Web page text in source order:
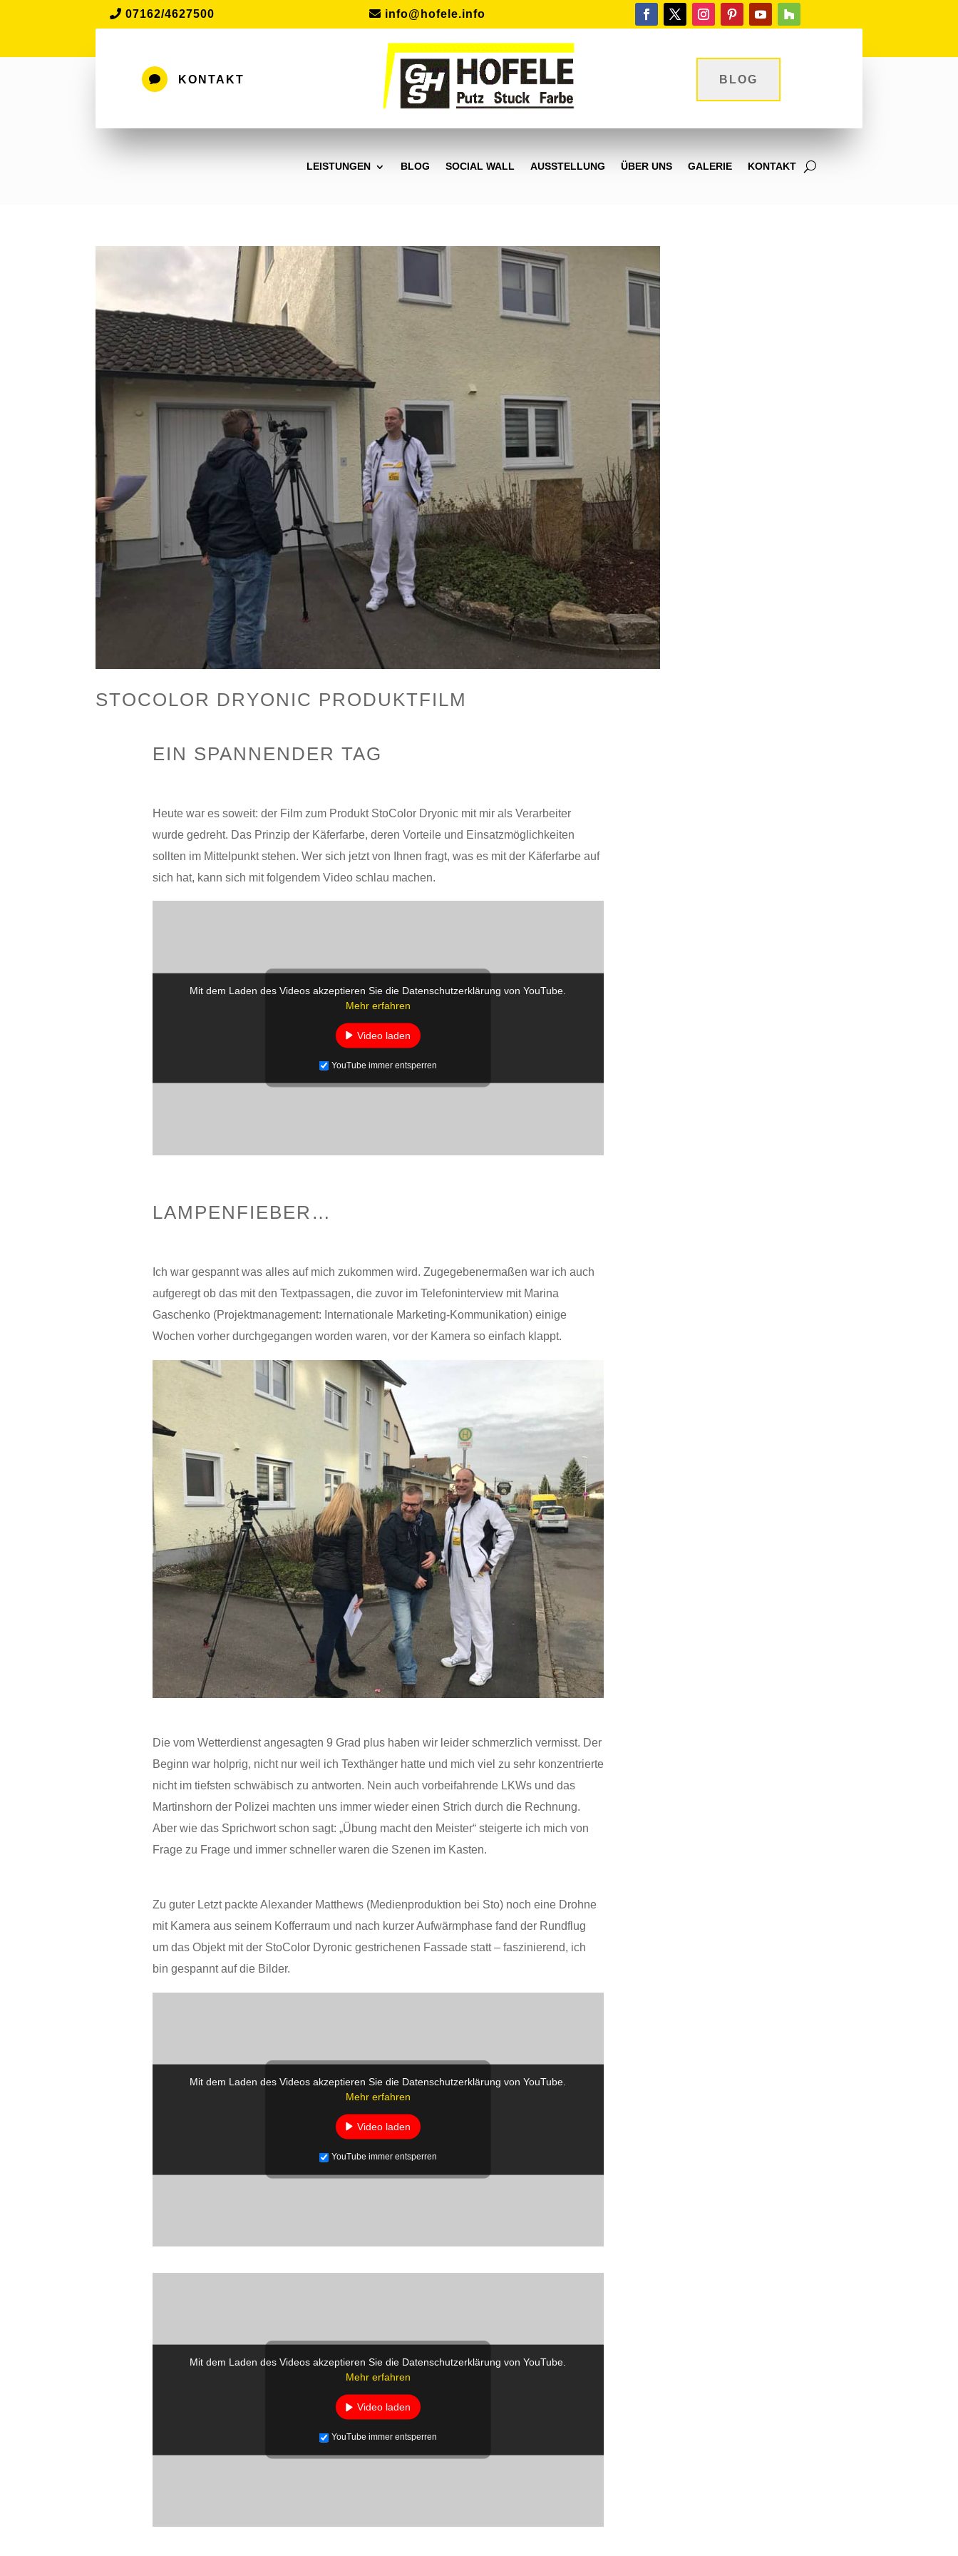
07162/4627500 info@hofele.info
 KONTAKT BLOG
LEISTUNGEN BLOG SOCIAL WALL AUSSTELLUNG ÜBER UNS GALERIE KONTAKT
STOCOLOR DRYONIC PRODUKTFILM
EIN SPANNENDER TAG
Heute war es soweit: der Film zum Produkt StoColor Dryonic mit mir als Verarbeiter
wurde gedreht. Das Prinzip der Käferfarbe, deren Vorteile und Einsatzmöglichkeiten
sollten im Mittelpunkt stehen. Wer sich jetzt von Ihnen fragt, was es mit der Käferfarbe auf
sich hat, kann sich mit folgendem Video schlau machen.
Mit dem Laden des Videos akzeptieren Sie die Datenschutzerklärung von YouTube.
Mehr erfahren
Video laden
YouTube immer entsperren
LAMPENFIEBER…
Ich war gespannt was alles auf mich zukommen wird. Zugegebenermaßen war ich auch
aufgeregt ob das mit den Textpassagen, die zuvor im Telefoninterview mit Marina
Gaschenko (Projektmanagement: Internationale Marketing-Kommunikation) einige
Wochen vorher durchgegangen worden waren, vor der Kamera so einfach klappt.
Die vom Wetterdienst angesagten 9 Grad plus haben wir leider schmerzlich vermisst. Der
Beginn war holprig, nicht nur weil ich Texthänger hatte und mich viel zu sehr konzentrierte
nicht im tiefsten schwäbisch zu antworten. Nein auch vorbeifahrende LKWs und das
Martinshorn der Polizei machten uns immer wieder einen Strich durch die Rechnung.
Aber wie das Sprichwort schon sagt: „Übung macht den Meister“ steigerte ich mich von
Frage zu Frage und immer schneller waren die Szenen im Kasten.
Zu guter Letzt packte Alexander Matthews (Medienproduktion bei Sto) noch eine Drohne
mit Kamera aus seinem Kofferraum und nach kurzer Aufwärmphase fand der Rundflug
um das Objekt mit der StoColor Dyronic gestrichenen Fassade statt – faszinierend, ich
bin gespannt auf die Bilder.
Mit dem Laden des Videos akzeptieren Sie die Datenschutzerklärung von YouTube.
Mehr erfahren
Video laden
YouTube immer entsperren
Mit dem Laden des Videos akzeptieren Sie die Datenschutzerklärung von YouTube.
Mehr erfahren
Video laden
YouTube immer entsperren